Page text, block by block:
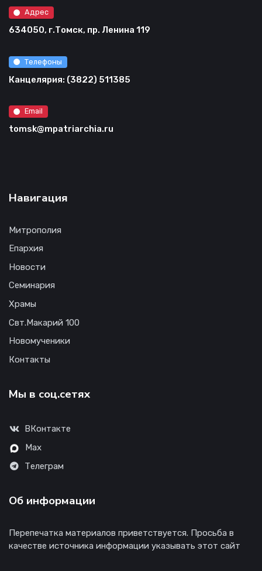
Адрес
634050, г.Томск, пр. Ленина 119
Телефоны
Канцелярия: (3822) 511385
Email
tomsk@mpatriarchia.ru
Навигация
Митрополия
Епархия
Новости
Семинария
Храмы
Свт.Макарий 100
Новомученики
Контакты
Мы в соц.сетях
ВКонтакте
Max
Телеграм
Об информации
Перепечатка материалов приветствуется. Просьба в
качестве источника информации указывать этот сайт